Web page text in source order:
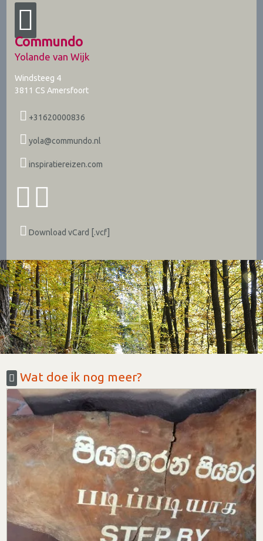
Commundo
Yolande van Wijk
Windsteeg 4
3811 CS Amersfoort
+31620000836
yola@commundo.nl
inspiratiereizen.com
Download vCard [.vcf]
Wat doe ik nog meer?